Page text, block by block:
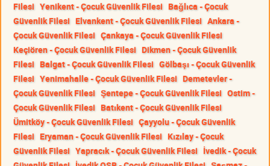
Filesi Yenikent - Çocuk Güvenlik Filesi Bağlıca - Çocuk
Güvenlik Filesi Elvankent - Çocuk Güvenlik Filesi Ankara -
Çocuk Güvenlik Filesi Çankaya - Çocuk Güvenlik Filesi
Keçiören - Çocuk Güvenlik Filesi Dikmen - Çocuk Güvenlik
Filesi Balgat - Çocuk Güvenlik Filesi Gölbaşı - Çocuk Güvenlik
Filesi Yenimahalle - Çocuk Güvenlik Filesi Demetevler -
Çocuk Güvenlik Filesi Şentepe - Çocuk Güvenlik Filesi Ostim -
Çocuk Güvenlik Filesi Batıkent - Çocuk Güvenlik Filesi
Ümitköy - Çocuk Güvenlik Filesi Çayyolu - Çocuk Güvenlik
Filesi Eryaman - Çocuk Güvenlik Filesi Kızılay - Çocuk
Güvenlik Filesi Yapracık - Çocuk Güvenlik Filesi İvedik - Çocuk